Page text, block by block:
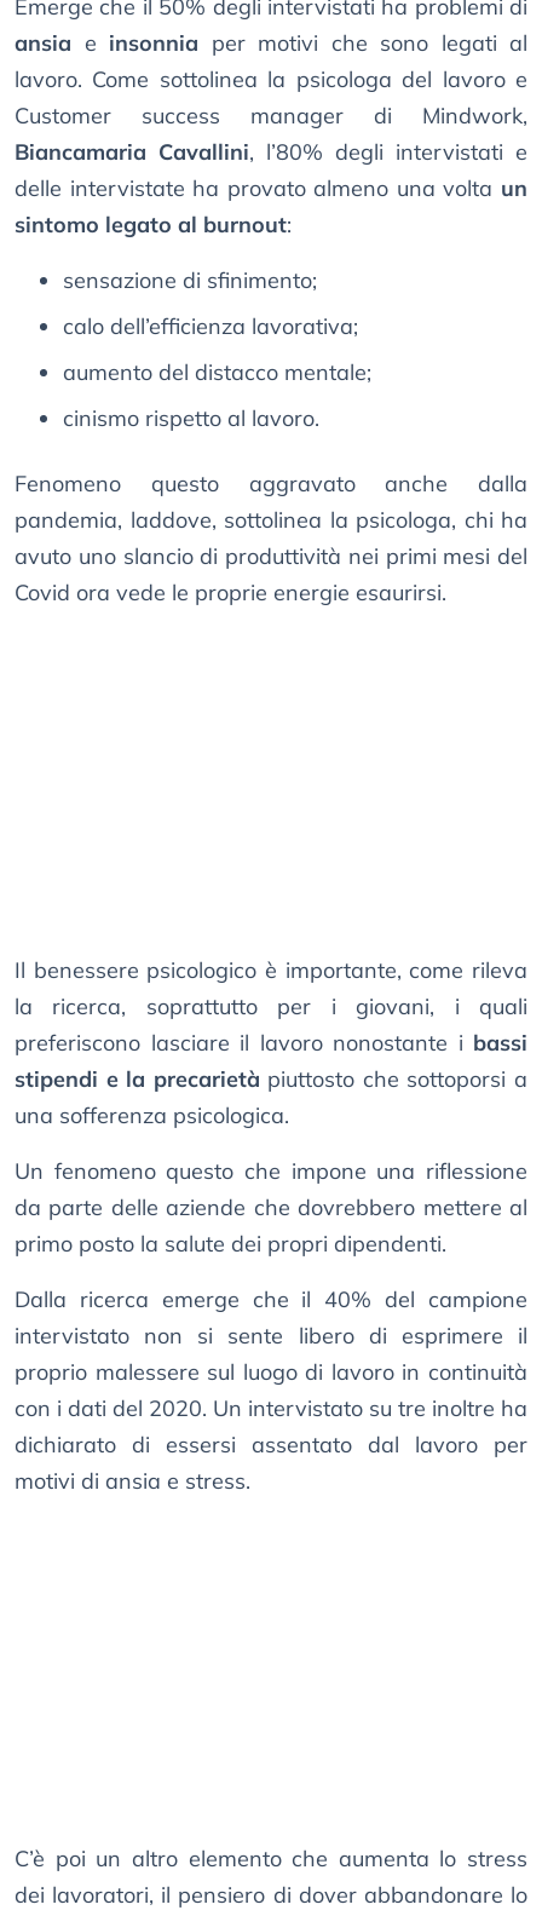
Emerge che il 50% degli intervistati ha problemi di
ansia e insonnia per motivi che sono legati al
lavoro. Come sottolinea la psicologa del lavoro e
Customer success manager di Mindwork,
Biancamaria Cavallini, l’80% degli intervistati e
delle intervistate ha provato almeno una volta un
sintomo legato al burnout:
sensazione di sfinimento;
calo dell’efficienza lavorativa;
aumento del distacco mentale;
cinismo rispetto al lavoro.
Fenomeno questo aggravato anche dalla
pandemia, laddove, sottolinea la psicologa, chi ha
avuto uno slancio di produttività nei primi mesi del
Covid ora vede le proprie energie esaurirsi.
Il benessere psicologico è importante, come rileva
la ricerca, soprattutto per i giovani, i quali
preferiscono lasciare il lavoro nonostante i bassi
stipendi e la precarietà piuttosto che sottoporsi a
una sofferenza psicologica.
Un fenomeno questo che impone una riflessione
da parte delle aziende che dovrebbero mettere al
primo posto la salute dei propri dipendenti.
Dalla ricerca emerge che il 40% del campione
intervistato non si sente libero di esprimere il
proprio malessere sul luogo di lavoro in continuità
con i dati del 2020. Un intervistato su tre inoltre ha
dichiarato di essersi assentato dal lavoro per
motivi di ansia e stress.
C’è poi un altro elemento che aumenta lo stress
dei lavoratori, il pensiero di dover abbandonare lo